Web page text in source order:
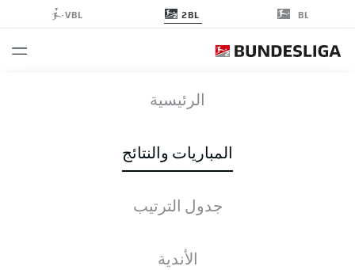
BL
2BL
VBL
الرئيسية
المباريات والنتائج
جدول الترتيب
الأندية
الأخبار التشكيلات الإحصائيات